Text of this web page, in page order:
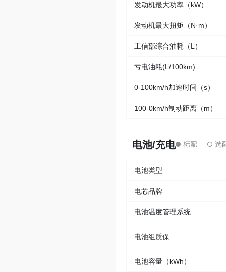
发动机最大功率（kW）
发动机最大扭矩（N·m）
工信部综合油耗（L）
亏电油耗(L/100km)
0-100km/h加速时间（s）
100-0km/h制动距离（m）
电池/充电
电池类型
电芯品牌
电池温度管理系统
电池组质保
电池容量（kWh）